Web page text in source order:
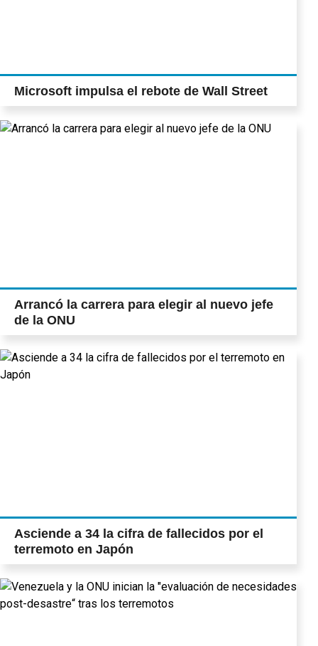
Microsoft impulsa el rebote de Wall Street
Arrancó la carrera para elegir al nuevo jefe
de la ONU
Asciende a 34 la cifra de fallecidos por el
terremoto en Japón